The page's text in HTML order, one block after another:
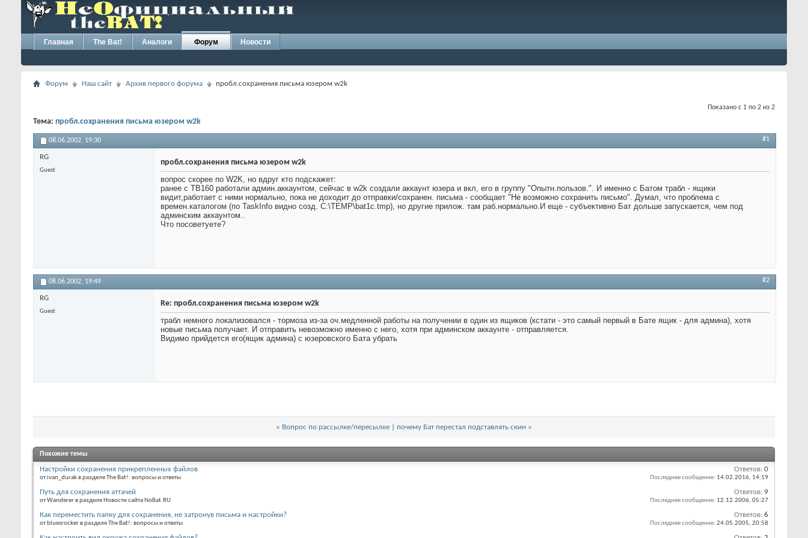
Главная The Bat! Аналоги Форум Новости
Форум Наш сайт Архив первого форума пробл.сохранения письма юзером w2k
Показано с 1 по 2 из 2
Тема: пробл.сохранения письма юзером w2k
08.06.2002, 19:30 #1
RG
Guest
пробл.сохранения письма юзером w2k
вопрос скорее по W2K, но вдруг кто подскажет:
ранее с TB160 работали админ.аккаунтом, сейчас в w2k создали аккаунт юзера и вкл, его в группу "Опытн.пользов.". И именно с Батом трабл - ящики
видит,работает с ними нормально, пока не доходит до отправки/сохранен. письма - сообщает "Не возможно сохранить письмо". Думал, что проблема с
времен.каталогом (по TaskInfo видно созд. C:\TEMP\bat1c.tmp), но другие прилож. там раб.нормально.И еще - субъективно Бат дольше запускается, чем под
админским аккаунтом..
Что посоветуете?
08.06.2002, 19:49 #2
RG
Guest
Re: пробл.сохранения письма юзером w2k
трабл немного локализовался - тормоза из-за оч.медленной работы на получении в один из ящиков (кстати - это самый первый в Бате ящик - для админа), хотя
новые письма получает. И отправить невозможно именно с него, хотя при админском аккаунте - отправляется.
Видимо прийдется его(ящик админа) с юзеровского Бата убрать
« Вопрос по рассылке/пересылке почему Бат перестал подставлять скин »
Похожие темы
Настройки сохранения прикрепленных файлов
от ivan_durak в разделе The Bat!: вопросы и ответы
Ответов: 0
Последнее сообщение: 14.02.2016, 14:19
Путь для сохранения аттачей
от Wanderer в разделе Новости сайта NoBat.RU
Ответов: 9
Последнее сообщение: 12.12.2006, 05:27
Как переместить папку для сохранения, не затронув письма и настройки?
от bluesrocker в разделе The Bat!: вопросы и ответы
Ответов: 6
Последнее сообщение: 24.05.2005, 20:58